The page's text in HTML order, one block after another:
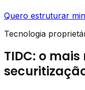
Quero estruturar
Tecnologia
TIDC: o